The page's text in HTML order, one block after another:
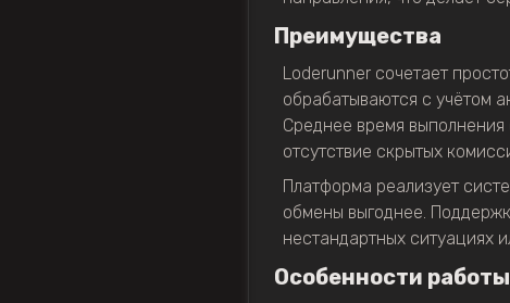
Преимущества
Loderunner сочетает
обрабатываются с учётом
Среднее время выполнения
отсутствие скрытых
Платформа реализует
обмены выгоднее.
нестандартных ситуациях
Особенности работы